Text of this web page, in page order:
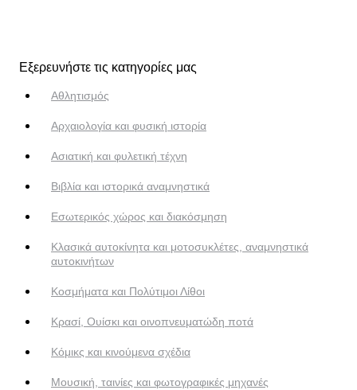
Εξερευνήστε τις κατηγορίες μας
Αθλητισμός
Αρχαιολογία και φυσική ιστορία
Ασιατική και φυλετική τέχνη
Βιβλία και ιστορικά αναμνηστικά
Εσωτερικός χώρος και διακόσμηση
Κλασικά αυτοκίνητα και μοτοσυκλέτες, αναμνηστικά
αυτοκινήτων
Κοσμήματα και Πολύτιμοι Λίθοι
Κρασί, Ουίσκι και οινοπνευματώδη ποτά
Κόμικς και κινούμενα σχέδια
Μουσική, ταινίες και φωτογραφικές μηχανές